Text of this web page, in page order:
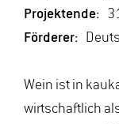
Projektende:
Förderer:
Wein ist in
wirtschaftlich